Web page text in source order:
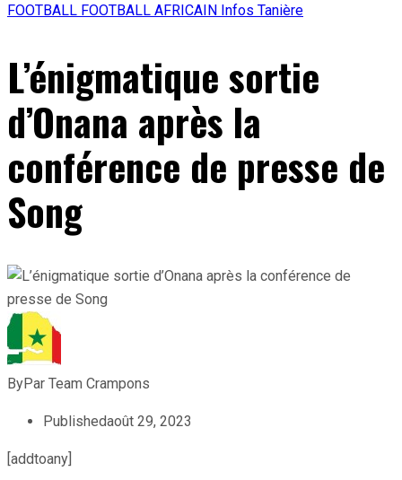
FOOTBALL FOOTBALL AFRICAIN Infos Tanière
L’énigmatique sortie
d’Onana après la
conférence de presse de
Song
ByPar Team Crampons
Publishedaoût 29, 2023
[addtoany]